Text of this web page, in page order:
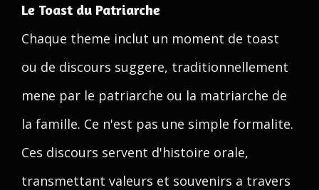
Le Toast du Patriarche
Chaque theme inclut un moment de toast
ou de discours suggere, traditionnellement
mene par le patriarche ou la matriarche de
la famille. Ce n'est pas une simple formalite.
Ces discours servent d'histoire orale,
transmettant valeurs et souvenirs a travers